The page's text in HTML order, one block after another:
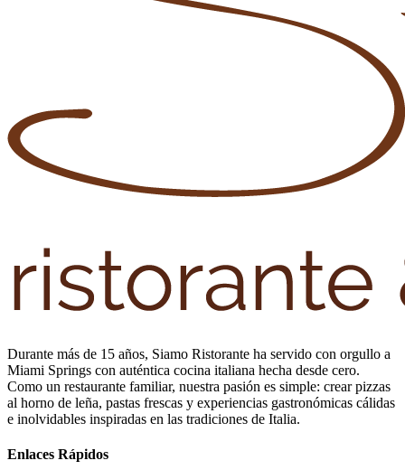
Durante más de 15 años, Siamo Ristorante ha servido con orgullo a
Miami Springs con auténtica cocina italiana hecha desde cero.
Como un restaurante familiar, nuestra pasión es simple: crear pizzas
al horno de leña, pastas frescas y experiencias gastronómicas cálidas
e inolvidables inspiradas en las tradiciones de Italia.
Enlaces Rápidos